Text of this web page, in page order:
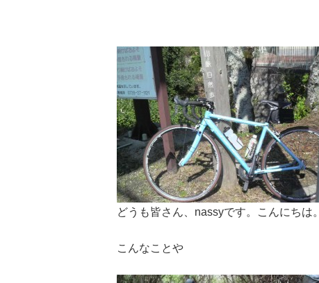
どうも皆さん、nassyです。こんにちは。
こんなことや